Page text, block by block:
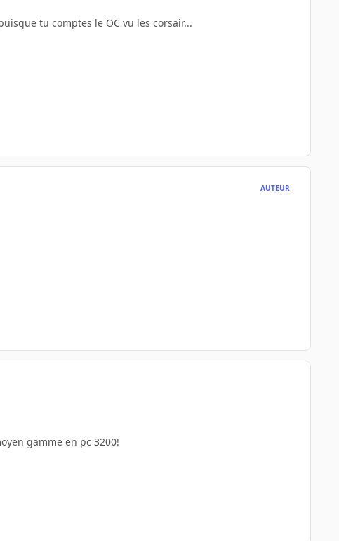
tu comptes le OC vu les corsair...
AUTEUR
gamme en pc 3200!